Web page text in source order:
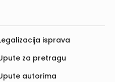
isprava
za pretragu
autorima